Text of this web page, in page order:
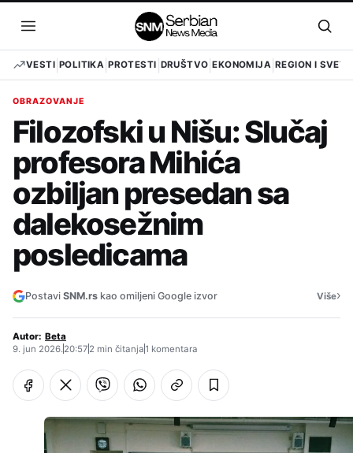
sadržaj
Otvori
meni
VESTI POLITIKA PROTESTI DRUŠTVO EKONOMIJA REGION I SVET
OBRAZOVANJE
Filozofski u Nišu: Slučaj
profesora Mihića
ozbiljan presedan sa
dalekosežnim
posledicama
Postavi SNM.rs kao omiljeni Google izvor Više›
Autor: Beta
9. jun 2026.20:57 2 min čitanja1 komentara